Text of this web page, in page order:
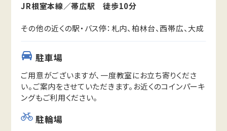
JR根室本線／帯広駅 徒歩10分
その他の近くの駅・バス停：札内、柏林台、西帯広、大成
駐車場
ご用意がございますが、一度教室にお立ち寄りくださ
い。ご案内をさせていただきます。お近くのコインパーキ
ングもご利用ください。
駐輪場